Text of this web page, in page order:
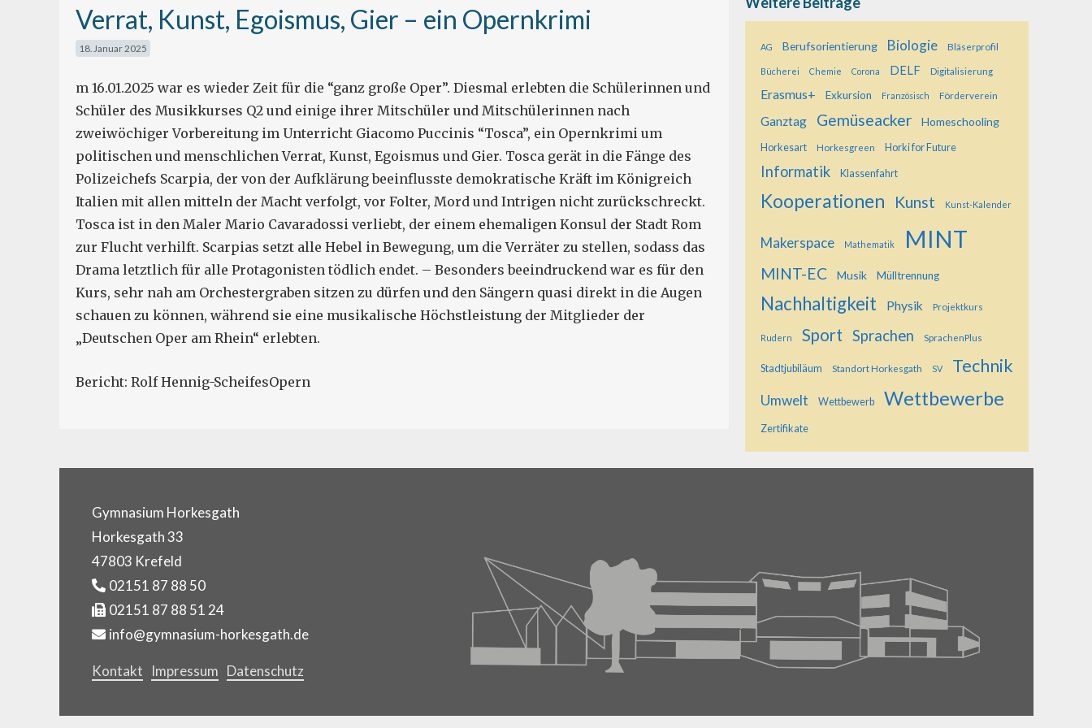
Verrat, Kunst, Egoismus, Gier – ein Opernkrimi
18. Januar 2025
m 16.01.2025 war es wieder Zeit für die “ganz große Oper”. Diesmal erlebten die Schülerinnen und
Schüler des Musikkurses Q2 und einige ihrer Mitschüler und Mitschülerinnen nach
zweiwöchiger Vorbereitung im Unterricht Giacomo Puccinis “Tosca”, ein Opernkrimi um
politischen und menschlichen Verrat, Kunst, Egoismus und Gier. Tosca gerät in die Fänge des
Polizeichefs Scarpia, der von der Aufklärung beeinflusste demokratische Kräft im Königreich
Italien mit allen mitteln der Macht verfolgt, vor Folter, Mord und Intrigen nicht zurückschreckt.
Tosca ist in den Maler Mario Cavaradossi verliebt, der einem ehemaligen Konsul der Stadt Rom
zur Flucht verhilft. Scarpias setzt alle Hebel in Bewegung, um die Verräter zu stellen, sodass das
Drama letztlich für alle Protagonisten tödlich endet. – Besonders beeindruckend war es für den
Kurs, sehr nah am Orchestergraben sitzen zu dürfen und den Sängern quasi direkt in die Augen
schauen zu können, während sie eine musikalische Höchstleistung der Mitglieder der
„Deutschen Oper am Rhein“ erlebten.
Bericht: Rolf Hennig-ScheifesOpern
AG Berufsorientierung Biologie Bläserprofil
Bücherei Chemie Corona DELF Digitalisierung
Erasmus+ Exkursion Französisch Förderverein
Ganztag Gemüseacker Homeschooling
Horkesart Horkesgreen Horki for Future
Informatik Klassenfahrt
Kooperationen Kunst Kunst-Kalender
Makerspace Mathematik MINT
MINT-EC Musik Mülltrennung
Nachhaltigkeit Physik Projektkurs
Rudern Sport Sprachen SprachenPlus
Stadtjubiläum Standort Horkesgath SV Technik
Umwelt Wettbewerb Wettbewerbe
Zertifikate
Gymnasium Horkesgath
Horkesgath 33
47803 Krefeld
02151 87 88 50
02151 87 88 51 24
info@gymnasium-horkesgath.de
Kontakt Impressum Datenschutz